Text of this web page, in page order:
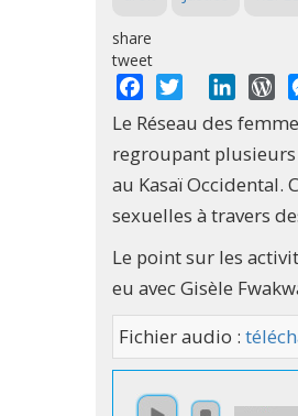
share
tweet
Facebook
Twitter
Le Réseau des
regroupant plusieurs
au Kasaï Occidental.
sexuelles à travers
Le point sur les
eu avec Gisèle
Fichier audio :